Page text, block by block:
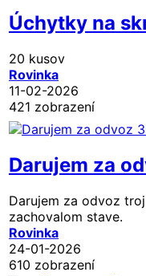
Úchytky na
20 kusov
Rovinka
11-02-2026
421 zobrazení
Darujem za
Darujem za odvoz
zachovalom stave.
Rovinka
24-01-2026
610 zobrazení